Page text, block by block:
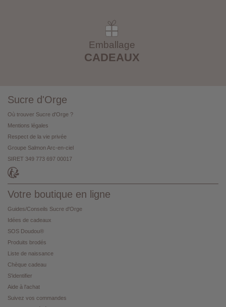
Emballage
CADEAUX
Sucre d'Orge
Où trouver Sucre d'Orge ?
Mentions légales
Respect de la vie privée
Groupe Salmon Arc-en-ciel
SIRET 349 773 697 00017
Votre boutique en ligne
Guides/Conseils Sucre d'Orge
Idées de cadeaux
SOS Doudou®
Produits brodés
Liste de naissance
Chèque cadeau
S'identifier
Aide à l'achat
Suivez vos commandes